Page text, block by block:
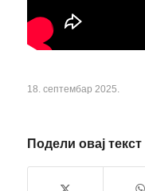
18. септембар 2025.
Подели овај текст